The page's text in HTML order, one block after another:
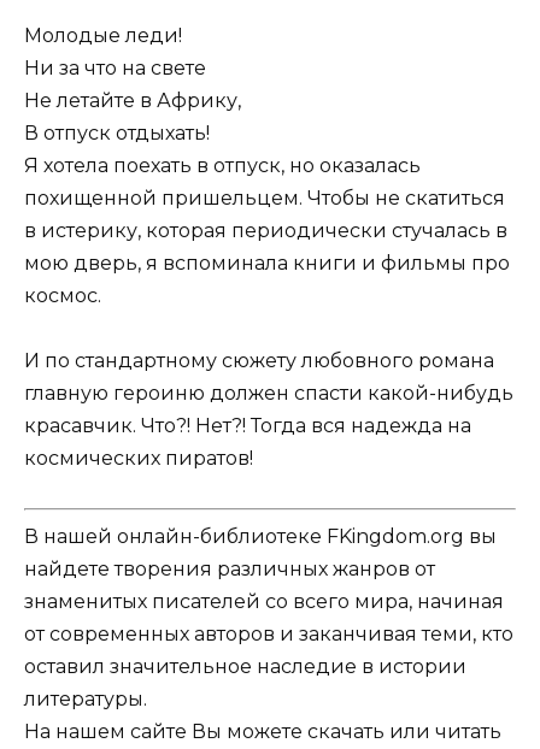
Молодые леди!
Ни за что на свете
Не летайте в Африку,
В отпуск отдыхать!
Я хотела поехать в отпуск, но оказалась
похищенной пришельцем. Чтобы не скатиться
в истерику, которая периодически стучалась в
мою дверь, я вспоминала книги и фильмы про
космос.
И по стандартному сюжету любовного романа
главную героиню должен спасти какой-нибудь
красавчик. Что?! Нет?! Тогда вся надежда на
космических пиратов!
В нашей онлайн-библиотеке FKingdom.org вы
найдете творения различных жанров от
знаменитых писателей со всего мира, начиная
от современных авторов и заканчивая теми, кто
оставил значительное наследие в истории
литературы.
На нашем сайте Вы можете скачать или читать